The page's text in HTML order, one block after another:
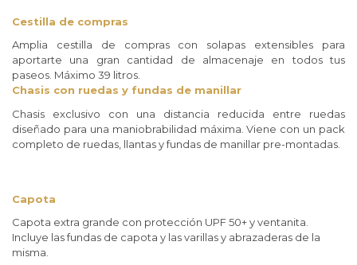
Cestilla de compras
Amplia cestilla de compras con solapas extensibles para
aportarte una gran cantidad de almacenaje en todos tus
paseos. Máximo 39 litros.
Chasis con ruedas y fundas de manillar
Chasis exclusivo con una distancia reducida entre ruedas
diseñado para una maniobrabilidad máxima. Viene con un pack
completo de ruedas, llantas y fundas de manillar pre-montadas.
Capota
Capota extra grande con protección UPF 50+ y ventanita.
Incluye las fundas de capota y las varillas y abrazaderas de la
misma.